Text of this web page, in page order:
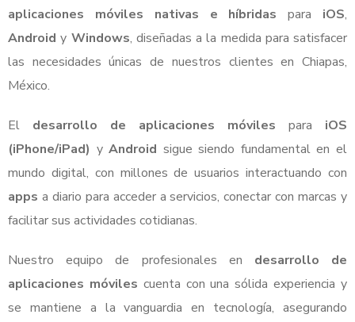
aplicaciones móviles nativas e híbridas para iOS,
Android y Windows, diseñadas a la medida para satisfacer
las necesidades únicas de nuestros clientes en Chiapas,
México.
El desarrollo de aplicaciones móviles para iOS
(iPhone/iPad) yAndroid sigue siendo fundamental en el
mundo digital, con millones de usuarios interactuando con
apps a diario para acceder a servicios, conectar con marcas y
facilitar sus actividades cotidianas.
Nuestro equipo de profesionales en desarrollo de
aplicaciones móviles cuenta con una sólida experiencia y
se mantiene a la vanguardia en tecnología, asegurando